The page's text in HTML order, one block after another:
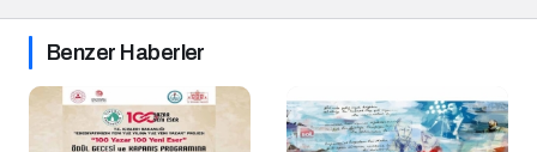
Benzer Haberler